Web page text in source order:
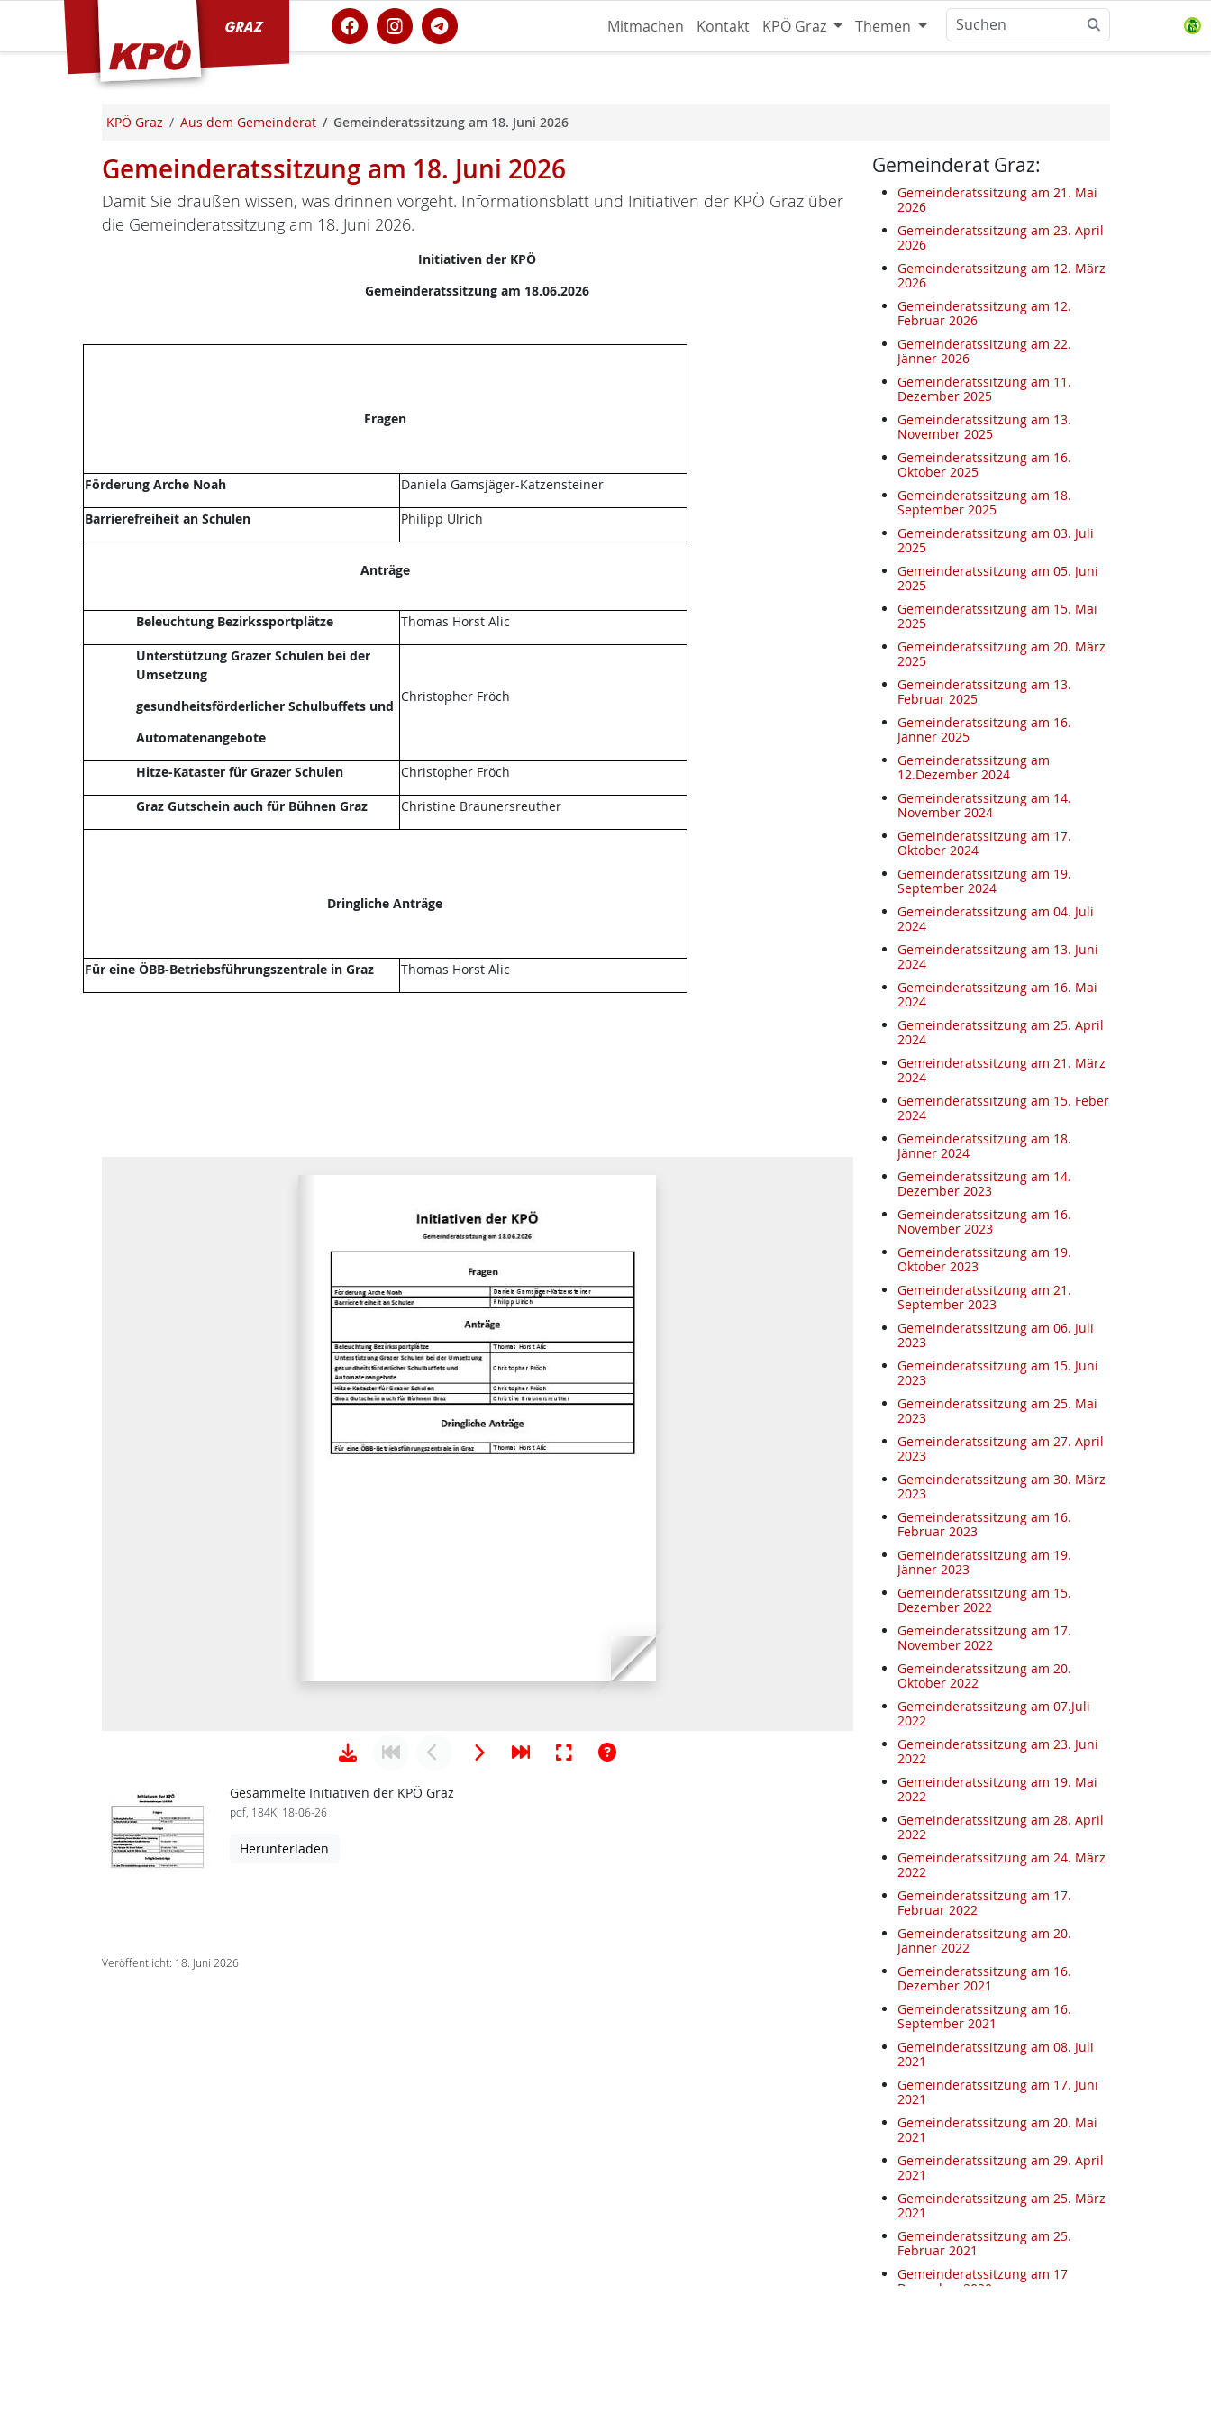
Mitmachen Kontakt KPÖ Graz Themen
KPÖ Graz Aus dem Gemeinderat Gemeinderatssitzung am 18. Juni 2026
Gemeinderatssitzung am 18. Juni 2026
Damit Sie draußen wissen, was drinnen vorgeht. Informationsblatt und Initiativen der KPÖ Graz über
die Gemeinderatssitzung am 18. Juni 2026.
Initiativen der KPÖ
Gemeinderatssitzung am 18.06.2026
Fragen
Förderung Arche Noah
Daniela Gamsjäger-Katzensteiner
Barrierefreiheit an Schulen
Philipp Ulrich
Anträge
Beleuchtung Bezirkssportplätze
Thomas Horst Alic
Unterstützung Grazer Schulen bei der
Umsetzung
gesundheitsförderlicher Schulbuffets und
Automatenangebote
Christopher Fröch
Hitze-Kataster für Grazer Schulen
Christopher Fröch
Graz Gutschein auch für Bühnen Graz
Christine Braunersreuther
Dringliche Anträge
Für eine ÖBB-Betriebsführungszentrale in Graz Thomas Horst Alic
Gesammelte Initiativen der KPÖ Graz
pdf, 184K, 18-06-26
Herunterladen
Veröffentlicht: 18. Juni 2026
Gemeinderat Graz:
Gemeinderatssitzung am 21. Mai
2026
Gemeinderatssitzung am 23. April
2026
Gemeinderatssitzung am 12. März
2026
Gemeinderatssitzung am 12.
Februar 2026
Gemeinderatssitzung am 22.
Jänner 2026
Gemeinderatssitzung am 11.
Dezember 2025
Gemeinderatssitzung am 13.
November 2025
Gemeinderatssitzung am 16.
Oktober 2025
Gemeinderatssitzung am 18.
September 2025
Gemeinderatssitzung am 03. Juli
2025
Gemeinderatssitzung am 05. Juni
2025
Gemeinderatssitzung am 15. Mai
2025
Gemeinderatssitzung am 20. März
2025
Gemeinderatssitzung am 13.
Februar 2025
Gemeinderatssitzung am 16.
Jänner 2025
Gemeinderatssitzung am
12.Dezember 2024
Gemeinderatssitzung am 14.
November 2024
Gemeinderatssitzung am 17.
Oktober 2024
Gemeinderatssitzung am 19.
September 2024
Gemeinderatssitzung am 04. Juli
2024
Gemeinderatssitzung am 13. Juni
2024
Gemeinderatssitzung am 16. Mai
2024
Gemeinderatssitzung am 25. April
2024
Gemeinderatssitzung am 21. März
2024
Gemeinderatssitzung am 15. Feber
2024
Gemeinderatssitzung am 18.
Jänner 2024
Gemeinderatssitzung am 14.
Dezember 2023
Gemeinderatssitzung am 16.
November 2023
Gemeinderatssitzung am 19.
Oktober 2023
Gemeinderatssitzung am 21.
September 2023
Gemeinderatssitzung am 06. Juli
2023
Gemeinderatssitzung am 15. Juni
2023
Gemeinderatssitzung am 25. Mai
2023
Gemeinderatssitzung am 27. April
2023
Gemeinderatssitzung am 30. März
2023
Gemeinderatssitzung am 16.
Februar 2023
Gemeinderatssitzung am 19.
Jänner 2023
Gemeinderatssitzung am 15.
Dezember 2022
Gemeinderatssitzung am 17.
November 2022
Gemeinderatssitzung am 20.
Oktober 2022
Gemeinderatssitzung am 07.Juli
2022
Gemeinderatssitzung am 23. Juni
2022
Gemeinderatssitzung am 19. Mai
2022
Gemeinderatssitzung am 28. April
2022
Gemeinderatssitzung am 24. März
2022
Gemeinderatssitzung am 17.
Februar 2022
Gemeinderatssitzung am 20.
Jänner 2022
Gemeinderatssitzung am 16.
Dezember 2021
Gemeinderatssitzung am 16.
September 2021
Gemeinderatssitzung am 08. Juli
2021
Gemeinderatssitzung am 17. Juni
2021
Gemeinderatssitzung am 20. Mai
2021
Gemeinderatssitzung am 29. April
2021
Gemeinderatssitzung am 25. März
2021
Gemeinderatssitzung am 25.
Februar 2021
Gemeinderatssitzung am 17
Dezember 2020